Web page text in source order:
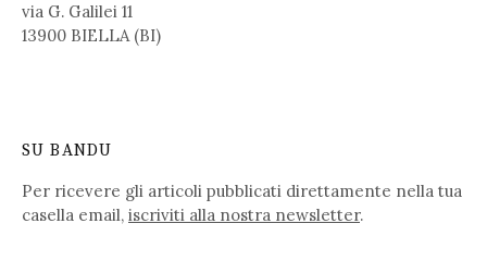
via G. Galilei 11
13900 BIELLA (BI)
SU BANDU
Per ricevere gli articoli pubblicati direttamente nella tua
casella email, iscriviti alla nostra newsletter.